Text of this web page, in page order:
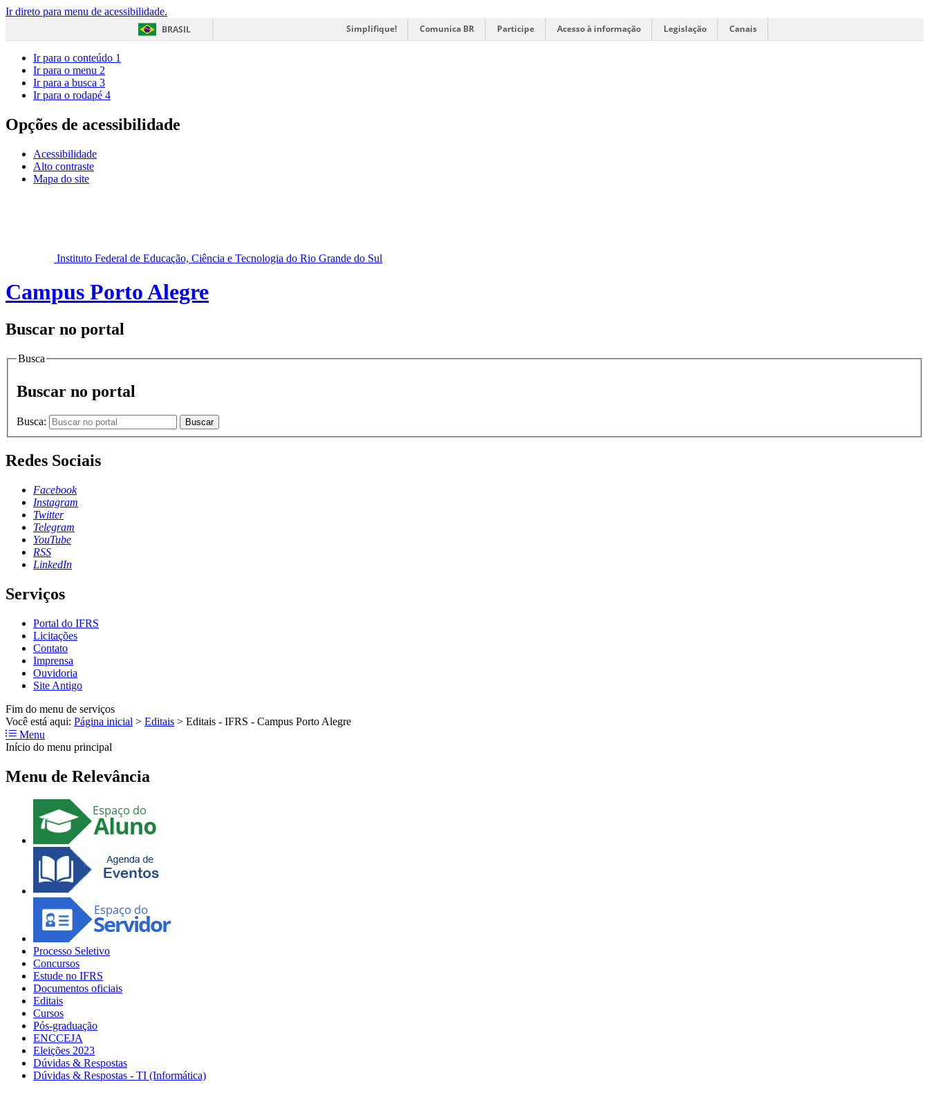
Ir direto para menu de acessibilidade.
BRASIL
Simplifique! Comunica BR Participe Acesso à informação Legislação Canais
Ir para o conteúdo 1
Ir para o menu 2
Ir para a busca 3
Ir para o rodapé 4
Opções de acessibilidade
Acessibilidade
Alto contraste
Mapa do site
Instituto Federal de Educação, Ciência e Tecnologia do Rio Grande do Sul
Campus Porto Alegre
Buscar no portal
Busca
Buscar no portal
Busca: Buscar
Redes Sociais
Facebook
Instagram
Twitter
Telegram
YouTube
RSS
LinkedIn
Serviços
Portal do IFRS
Licitações
Contato
Imprensa
Ouvidoria
Site Antigo
Fim do menu de serviços
Você está aqui: Página inicial > Editais > Editais - IFRS - Campus Porto Alegre
Menu
Início do menu principal
Menu de Relevância
Processo Seletivo
Concursos
Estude no IFRS
Documentos oficiais
Editais
Cursos
Pós-graduação
ENCCEJA
Eleições 2023
Dúvidas & Respostas
Dúvidas & Respostas - TI (Informática)